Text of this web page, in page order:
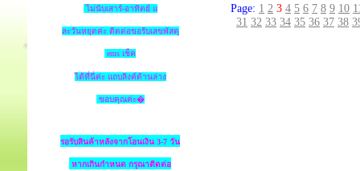
ไม่นับเสาร์-อาทิตย์ แ
ละวันหยุดค่ะ ติดต่อขอรับเลขพัสดุ
ems เช็ค
ได้ที่นี่ค่ะ แถบลิงค์ด้านล่าง
ขอบคุณค่ะ�
รอรับสินค้าหลังจากโอนเงิน 3-7 วัน
หากเกินกำหนด กรุณาติดต่อ
Page: 1 2 3 4 5 6 7 8 9 10
31 32 33 34 35 36 37 38